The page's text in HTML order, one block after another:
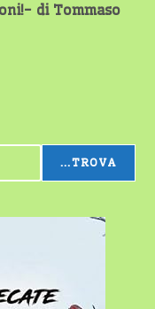
di Tommaso
...TROVA